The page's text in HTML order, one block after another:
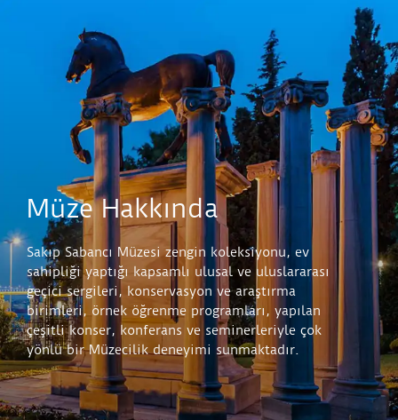
Müze Hakkında
Sakıp Sabancı Müzesi zengin koleksiyonu, ev
sahipliği yaptığı kapsamlı ulusal ve uluslararası
geçici sergileri, konservasyon ve araştırma
birimleri, örnek öğrenme programları, yapılan
çeşitli konser, konferans ve seminerleriyle çok
yönlü bir Müzecilik deneyimi sunmaktadır.